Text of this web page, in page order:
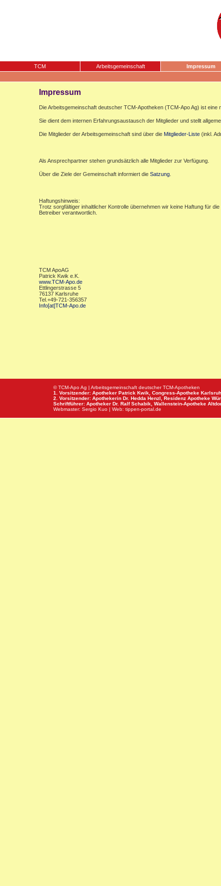
TCM Arbeitsgemeinschaft Impressum
Impressum
Die Arbeitsgemeinschaft deutscher TCM-Apotheken (TCM-Apo Ag) ist eine
Sie dient dem internen Erfahrungsaustausch der Mitglieder und stellt
Die Mitglieder der Arbeitsgemeinschaft sind über die Mitglieder-Liste (inkl.
Als Ansprechpartner stehen grundsätzlich alle Mitglieder zur Verfügung.
Über die Ziele der Gemeinschaft informiert die Satzung
Haftungshinweis:
Trotz sorgfältiger inhaltlicher Kontrolle übernehmen wir keine Haftung für
Betreiber verantwortlich.
TCM ApoAG
Patrick Kwik e.K.
www.TCM-Apo.de
Ettlingerstrasse 5
76137 Karlsruhe
Tel.+49-721-356357
Info[at]TCM-Apo.de
© TCM-Apo Ag | Arbeitsgemeinschaft deutscher TCM-Apotheken
1. Vorsitzender: Apotheker Patrick Kwik, Congress-Apotheke
2. Vorsitzender: Apothekerin Dr. Hedda Henzl, Residenz Apotheke
Schriftführer: Apotheker Dr. Ralf Schabik, Wallenstein-Apotheke
Webmaster: Sergio Kuo | Web: tippen-portal.de